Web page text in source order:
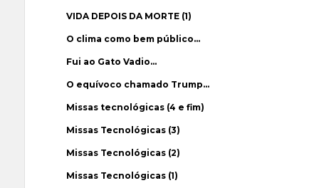
VIDA DEPOIS DA MORTE (1)
O clima como bem público…
Fui ao Gato Vadio…
O equívoco chamado Trump…
Missas tecnológicas (4 e fim)
Missas Tecnológicas (3)
Missas Tecnológicas (2)
Missas Tecnológicas (1)